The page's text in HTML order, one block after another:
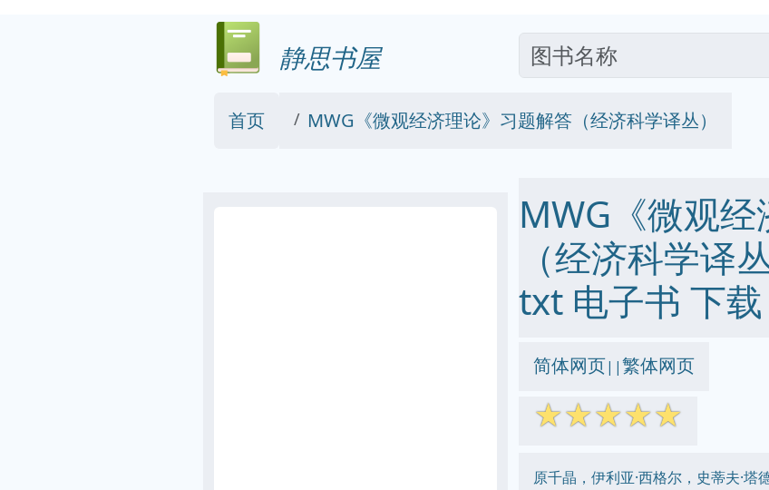
静思书屋
首页 MWG《微观经济理论》习题解答（经济科学译丛）
MWG《微观
（经济科学
txt 电子书 下
简体网页||繁体网页
☆☆☆☆☆
原千晶，伊利亚·西格尔，史蒂夫·塔